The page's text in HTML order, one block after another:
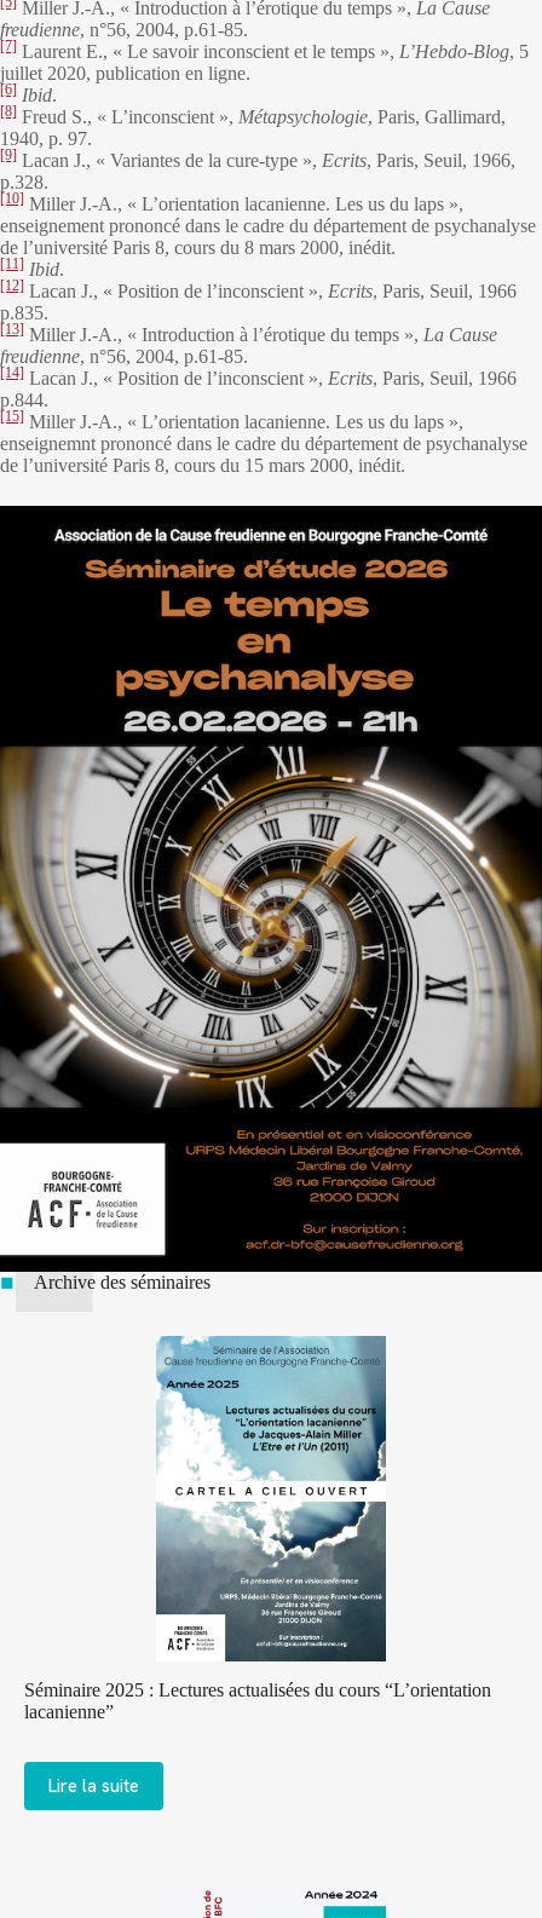
Miller J.-A., « Introduction à l’érotique du temps », La Cause
freudienne, n°56, 2004, p.61-85.
[7] Laurent E., « Le savoir inconscient et le temps », L’Hebdo-Blog, 5
juillet 2020, publication en ligne.
[6] Ibid.
[8] Freud S., « L’inconscient », Métapsychologie, Paris, Gallimard,
1940, p. 97.
[9] Lacan J., « Variantes de la cure-type », Ecrits, Paris, Seuil, 1966,
p.328.
[10] Miller J.-A., « L’orientation lacanienne. Les us du laps »,
enseignement prononcé dans le cadre du département de psychanalyse
de l’université Paris 8, cours du 8 mars 2000, inédit.
[11] Ibid.
[12] Lacan J., « Position de l’inconscient », Ecrits, Paris, Seuil, 1966
p.835.
[13] Miller J.-A., « Introduction à l’érotique du temps », La Cause
freudienne, n°56, 2004, p.61-85.
[14] Lacan J., « Position de l’inconscient », Ecrits, Paris, Seuil, 1966
p.844.
[15] Miller J.-A., « L’orientation lacanienne. Les us du laps »,
enseignemnt prononcé dans le cadre du département de psychanalyse
de l’université Paris 8, cours du 15 mars 2000, inédit.
Archive des séminaires
Séminaire 2025 : Lectures actualisées du cours “L’orientation
lacanienne”
Lire la suite